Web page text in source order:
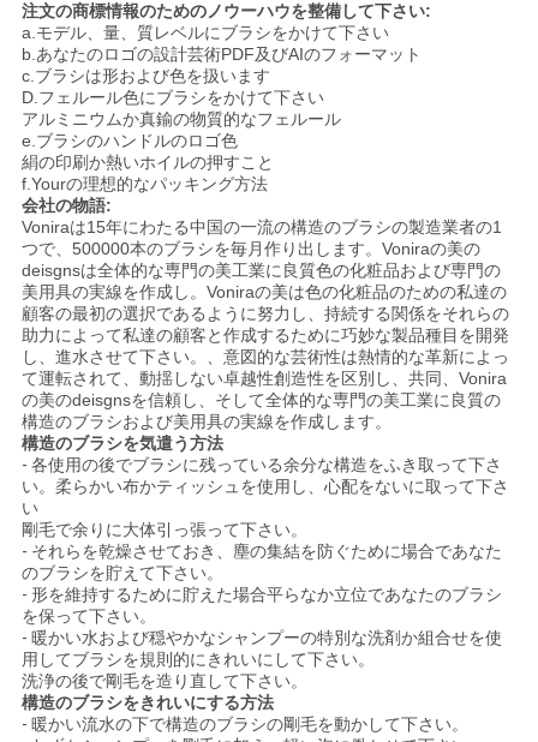
注文の商標情報のためのノウーハウを整備して下さい:
a.モデル、量、質レベルにブラシをかけて下さい
b.あなたのロゴの設計芸術PDF及びAIのフォーマット
c.ブラシは形および色を扱います
D.フェルール色にブラシをかけて下さい
アルミニウムか真鍮の物質的なフェルール
e.ブラシのハンドルのロゴ色
絹の印刷か熱いホイルの押すこと
f.Yourの理想的なパッキング方法
会社の物語:
Voniraは15年にわたる中国の一流の構造のブラシの製造業者の1
つで、500000本のブラシを毎月作り出します。Voniraの美の
deisgnsは全体的な専門の美工業に良質色の化粧品および専門の
美用具の実線を作成し。Voniraの美は色の化粧品のための私達の
顧客の最初の選択であるように努力し、持続する関係をそれらの
助力によって私達の顧客と作成するために巧妙な製品種目を開発
し、進水させて下さい。、意図的な芸術性は熱情的な革新によっ
て運転されて、動揺しない卓越性創造性を区別し、共同、Vonira
の美のdeisgnsを信頼し、そして全体的な専門の美工業に良質の
構造のブラシおよび美用具の実線を作成します。
構造のブラシを気遣う方法
- 各使用の後でブラシに残っている余分な構造をふき取って下さ
い。柔らかい布かティッシュを使用し、心配をないに取って下さ
い
剛毛で余りに大体引っ張って下さい。
- それらを乾燥させておき、塵の集結を防ぐために場合であなた
のブラシを貯えて下さい。
- 形を維持するために貯えた場合平らなか立位であなたのブラシ
を保って下さい。
- 暖かい水および穏やかなシャンプーの特別な洗剤か組合せを使
用してブラシを規則的にきれいにして下さい。
洗浄の後で剛毛を造り直して下さい。
構造のブラシをきれいにする方法
- 暖かい流水の下で構造のブラシの剛毛を動かして下さい。